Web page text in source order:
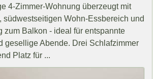
4-Zimmer-Wohnung überzeugt mit
südwestseitigen Wohn-Essbereich und
zum Balkon - ideal für entspannte
gesellige Abende. Drei Schlafzimmer
Platz für ...